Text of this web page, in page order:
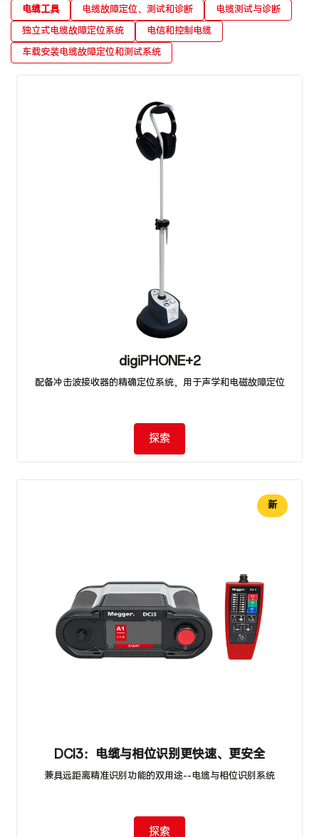
电缆故障定位、测试和诊断 电缆测试与诊断
电缆工具
独立式电缆故障定位系统
电信和控制电缆
车载安装电缆故障定位和测试系统
digiPHONE+2
配备冲击波接收器的精确定位系统，用于声学和电磁故障定位
探索
新
DCI3：电缆与相位识别更快速、更安全
兼具远距离精准识别功能的双用途--电缆与相位识别系统
探索